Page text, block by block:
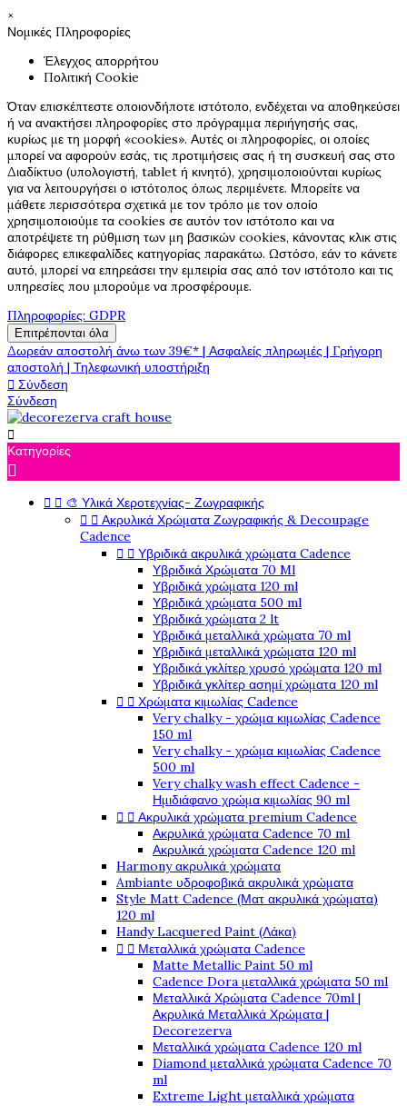
×
Νομικές Πληροφορίες
Έλεγχος απορρήτου
Πολιτική Cookie
Όταν επισκέπτεστε οποιονδήποτε ιστότοπο, ενδέχεται να αποθηκεύσει
ή να ανακτήσει πληροφορίες στο πρόγραμμα περιήγησής σας,
κυρίως με τη μορφή «cookies». Αυτές οι πληροφορίες, οι οποίες
μπορεί να αφορούν εσάς, τις προτιμήσεις σας ή τη συσκευή σας στο
Διαδίκτυο (υπολογιστή, tablet ή κινητό), χρησιμοποιούνται κυρίως
για να λειτουργήσει ο ιστότοπος όπως περιμένετε. Μπορείτε να
μάθετε περισσότερα σχετικά με τον τρόπο με τον οποίο
χρησιμοποιούμε τα cookies σε αυτόν τον ιστότοπο και να
αποτρέψετε τη ρύθμιση των μη βασικών cookies, κάνοντας κλικ στις
διάφορες επικεφαλίδες κατηγορίας παρακάτω. Ωστόσο, εάν το κάνετε
αυτό, μπορεί να επηρεάσει την εμπειρία σας από τον ιστότοπο και τις
υπηρεσίες που μπορούμε να προσφέρουμε.
Πληροφορίες: GDPR
Επιτρέπονται όλα
Δωρεάν αποστολή άνω των 39€* | Ασφαλείς πληρωμές | Γρήγορη
αποστολή | Τηλεφωνική υποστήριξη
 Σύνδεση
Σύνδεση

Κατηγορίες

  🎨 Υλικά Χεροτεχνίας- Ζωγραφικής
  Ακρυλικά Χρώματα Ζωγραφικής & Decoupage
Cadence
  Υβριδικά ακρυλικά χρώματα Cadence
Υβριδικά Χρώματα 70 Ml
Υβριδικά χρώματα 120 ml
Υβριδικά χρώματα 500 ml
Υβριδικά χρώματα 2 lt
Υβριδικά μεταλλικά χρώματα 70 ml
Υβριδικά μεταλλικά χρώματα 120 ml
Υβριδικά γκλίτερ χρυσό χρώματα 120 ml
Υβριδικά γκλίτερ ασημί χρώματα 120 ml
  Χρώματα κιμωλίας Cadence
Very chalky - χρώμα κιμωλίας Cadence
150 ml
Very chalky - χρώμα κιμωλίας Cadence
500 ml
Very chalky wash effect Cadence -
Ημιδιάφανο χρώμα κιμωλίας 90 ml
  Ακρυλικά χρώματα premium Cadence
Ακρυλικά χρώματα Cadence 70 ml
Ακρυλικά χρώματα Cadence 120 ml
Harmony ακρυλικά χρώματα
Ambiante υδροφοβικά ακρυλικά χρώματα
Style Matt Cadence (Ματ ακρυλικά χρώματα)
120 ml
Handy Lacquered Paint (Λάκα)
  Μεταλλικά χρώματα Cadence
Matte Metallic Paint 50 ml
Cadence Dora μεταλλικά χρώματα 50 ml
Μεταλλικά Χρώματα Cadence 70ml |
Ακρυλικά Μεταλλικά Χρώματα |
Decorezerva
Μεταλλικά χρώματα Cadence 120 ml
Diamond μεταλλικά χρώματα Cadence 70
ml
Extreme Light μεταλλικά χρώματα